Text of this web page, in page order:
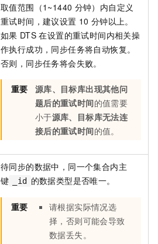
取值范围（1~1440 分钟）内自定义
重试时间，建议设置 10 分钟以上。
如果 DTS 在设置的重试时间内相关操
作执行成功，同步任务将自动恢复。
否则，同步任务将会失败。
重要
源库、目标库出现其他问
题后的重试时间的值需要
小于源库、目标库无法连
接后的重试时间的值。
待同步的数据中，同一个集合内主
键
_id 的数据类型是否唯一。
重要
请根据实际情况选
择，否则可能会导致
数据丢失。